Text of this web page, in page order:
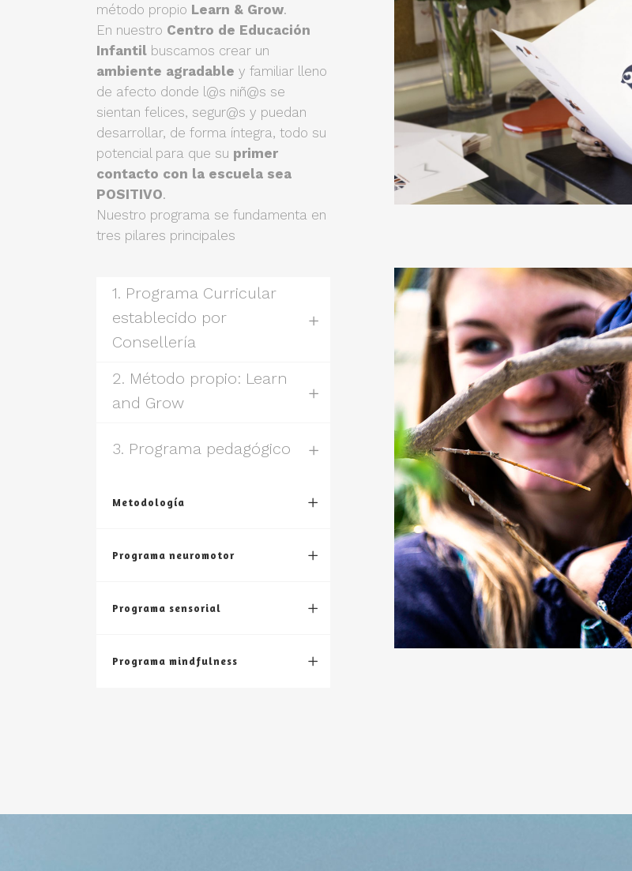
método propio Learn & Grow.
En nuestro Centro de Educación
Infantil buscamos crear un
ambiente agradable y familiar lleno
de afecto donde l@s niñ@s se
sientan felices, segur@s y puedan
desarrollar, de forma íntegra, todo su
potencial para que su primer
contacto con la escuela sea
POSITIVO.
Nuestro programa se fundamenta en
tres pilares principales
1. Programa Curricular
establecido por
Consellería
2. Método propio: Learn
and Grow
3. Programa pedagógico
Metodología
Programa neuromotor
Programa sensorial
Programa mindfulness